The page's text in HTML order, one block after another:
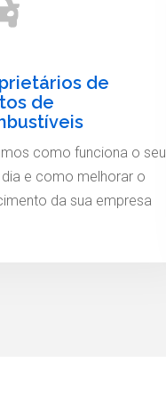
de
de
como funciona o seu
dia e como melhorar o
da sua empresa